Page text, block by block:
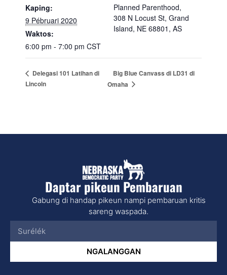
Kaping:
9 Pébruari 2020
Waktos:
6:00 pm - 7:00 pm CST
Planned Parenthood,
308 N Locust St, Grand
Island, NE 68801, AS
Delegasi 101 Latihan di
Lincoln
Big Blue Canvass di LD31 di
Omaha
Daptar pikeun Pembaruan
Gabung di handap pikeun nampi pembaruan kritis
sareng waspada.
NGALANGGAN